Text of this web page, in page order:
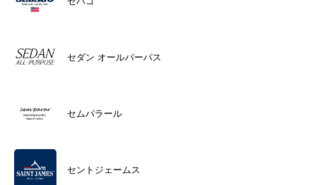
セダン オールパーパス
セムパラール
セントジェームス